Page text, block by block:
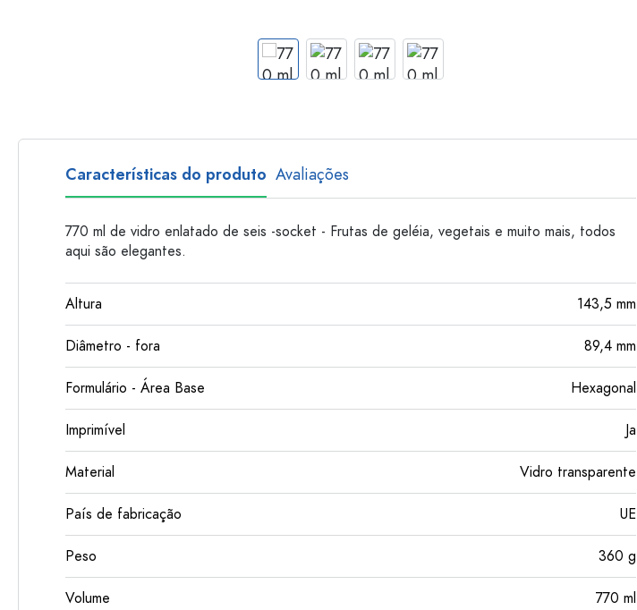
Características do produto Avaliações
770 ml de vidro enlatado de seis -socket - Frutas de geléia, vegetais e muito mais, todos
aqui são elegantes.
Altura 143,5 mm
Diâmetro - fora 89,4 mm
Formulário - Área Base Hexagonal
Imprimível Ja
Material Vidro transparente
País de fabricação UE
Peso 360 g
Volume 770 ml